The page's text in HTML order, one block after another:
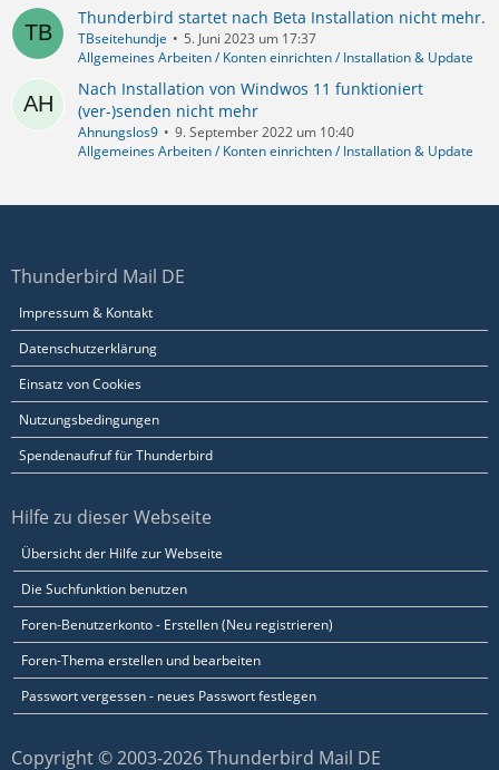
Thunderbird startet nach Beta Installation nicht mehr.
TBseitehundje
5. Juni 2023 um 17:37
Allgemeines Arbeiten / Konten einrichten / Installation & Update
Nach Installation von Windwos 11 funktioniert
(ver-)senden nicht mehr
Ahnungslos9
9. September 2022 um 10:40
Allgemeines Arbeiten / Konten einrichten / Installation & Update
Thunderbird Mail DE
Impressum & Kontakt
Datenschutzerklärung
Einsatz von Cookies
Nutzungsbedingungen
Spendenaufruf für Thunderbird
Hilfe zu dieser Webseite
Übersicht der Hilfe zur Webseite
Die Suchfunktion benutzen
Foren-Benutzerkonto - Erstellen (Neu registrieren)
Foren-Thema erstellen und bearbeiten
Passwort vergessen - neues Passwort festlegen
Copyright © 2003-2026 Thunderbird Mail DE